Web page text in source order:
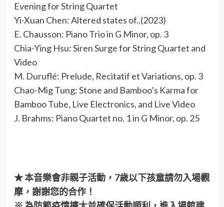
Evening for String Quartet
Yi-Xuan Chen: Altered states of..(2023)
E. Chausson: Piano Trio in G Minor, op. 3
Chia-Ying Hsu: Siren Surge for String Quartet and
Video
M. Duruflé: Prelude, Recitatif et Variations, op. 3
Chao-Mig Tung: Stone and Bamboo’s Karma for
Bamboo Tube, Live Electronics, and Live Video
J. Brahms: Piano Quartet no. 1 in G Minor, op. 25
★ 本音樂會非親子活動，7歲以下孩童請勿入場觀
摩，謝謝您的合作！